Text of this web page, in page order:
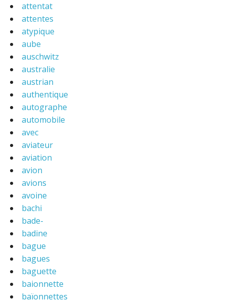
attentat
attentes
atypique
aube
auschwitz
australie
austrian
authentique
autographe
automobile
avec
aviateur
aviation
avion
avions
avoine
bachi
bade-
badine
bague
bagues
baguette
baionnette
baïonnettes